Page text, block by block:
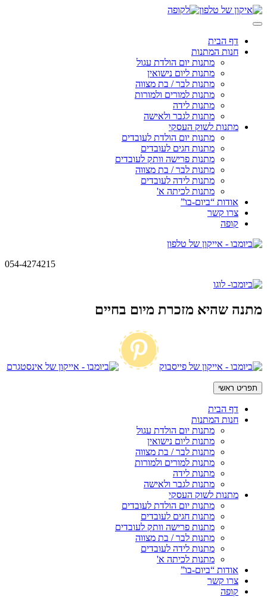
Skip
to
דף הבית
חנות המתנות
מתנות יום הולדת עגול
מתנות ליום נישואין
מתנות לבר / בת מצווה
מתנות למורים ולמורות
מתנות לידה
מתנות לגבר ולאישה
מתנות לשוק העסקי
מתנות יום הולדת לעובדים
מתנות חגים לעובדים
מתנות פרישה וותק לעובדים
מתנות לבר / בת מצווה
מתנות לידה לעובדים
מתנות לכיתה א'
אודות “ביום-בו”
צרו קשר
קופה
054-4274215
מתנה שהיא מזכרת מיום בחיים
תפריט ראשי
דף הבית
חנות המתנות
מתנות יום הולדת עגול
מתנות ליום נישואין
מתנות לבר / בת מצווה
מתנות למורים ולמורות
מתנות לידה
מתנות לגבר ולאישה
מתנות לשוק העסקי
מתנות יום הולדת לעובדים
מתנות חגים לעובדים
מתנות פרישה וותק לעובדים
מתנות לבר / בת מצווה
מתנות לידה לעובדים
מתנות לכיתה א'
אודות “ביום-בו”
צרו קשר
קופה